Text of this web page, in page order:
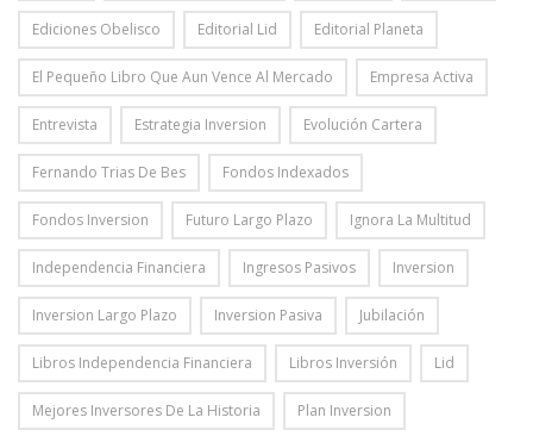
Ediciones Obelisco Editorial Lid Editorial Planeta
El Pequeño Libro Que Aun Vence Al Mercado Empresa Activa
Entrevista Estrategia Inversion Evolución Cartera
Fernando Trias De Bes Fondos Indexados
Fondos Inversion Futuro Largo Plazo Ignora La Multitud
Independencia Financiera Ingresos Pasivos Inversion
Inversion Largo Plazo Inversion Pasiva Jubilación
Libros Independencia Financiera Libros Inversión Lid
Mejores Inversores De La Historia Plan Inversion